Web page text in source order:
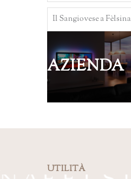
Il Sangiovese a Fèlsina
AZIENDA
UTILITÀ